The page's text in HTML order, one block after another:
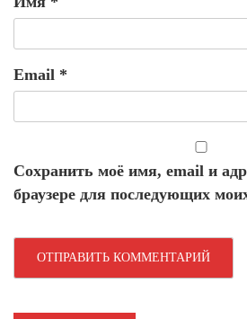
Email *
Сохранить моё имя, email и
браузере для последующих